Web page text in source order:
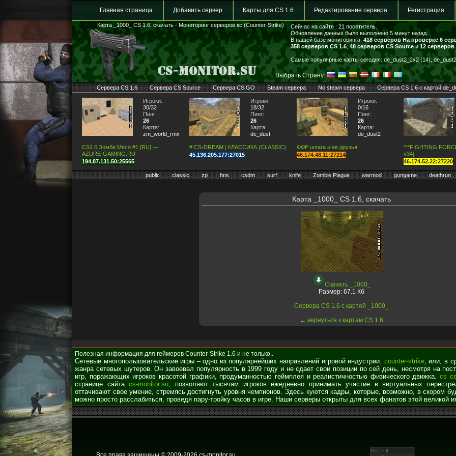
Главная страница Добавить сервер Карты для CS 1.6 Редактирование сервера Регистрация
Карта _1000_ CS 1.6, скачать - Мониторинг серверов кс (Counter-Strike)
Выбрать Страну:
Сейчас на сайте : 21 посетитель.
Обновление данных было выполнено 5 минут назад.
В нашей базе мониторинга: 418 серверов На проверке 6
358 серверов CS 1.6,48 серверов CS Sourceи12 серверов
Самые популярные карты сегодня: de_dust2_2x2 (14), de_dust2
Сервера CS 1.6 Сервера CS Source Сервера CS GO Steam сервера No steam сервера Сервера CS 1.6 с картой
Игроки:
30/32
Пинг:
26
Карта:
zm_world_rmx_fixed
CS1.6 Зомби Мясо #1 [RU] —
AZURE-GAMING.RU
194.87.131.50:25565
Игроки:
18/32
Пинг:
26
Карта:
de_dust
# CS-DREAM | КЛАССИКА (CLASSIC)
45.136.205.177:27015
Игроки:
0/16
Пинг:
26
Карта:
de_dust2
ФФР шпага и ее друзья
46.174.48.11:27214
***FIGHTING
v34]
46.174.52.22:27220
public classic zp hns csdm surf knife Zombie Plague warmod gungame deathrun
Карта _1000_ CS 1.6, скачать
Скачать _1000_
Размер: 67.1 Кб
Сервера CS 1.6 с картой _1000_
← вернуться к картам CS 1.6
Полезная информация для геймеров Counter-Strike 1.6 и не только..
Сетевые многопользовательские игры – одно из популярнейших направлений игровой индустрии. counter-strike, или, в
жанра сетевых шутеров. Он завоевал популярность в 1999 году и не сдает свои позиции по сей день, несмотря на
игр, поражающих игроков красотой графики, продуманностью геймплея и реалистичностью физического движка.cs
странице сайта cs-monitor.su, позволяют тысячам игроков ежедневно принимать участие в виртуальных
оттачивают свое умение, стремясь достигнуть уровня чемпионов. Здесь куются кадры, которые, возможно, в скором
можно просто расслабиться, проведя пару-тройку часов в игре. Наши серверы открыты для всех фанатов этой великой